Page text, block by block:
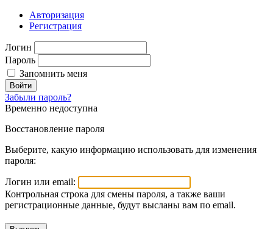
Авторизация
Регистрация
Логин
Пароль
Запомнить меня
Войти
Забыли пароль?
Временно недоступна
Восстановление пароля
Выберите, какую информацию использовать для изменения
пароля:
Логин или email:
Контрольная строка для смены пароля, а также ваши
регистрационные данные, будут высланы вам по email.